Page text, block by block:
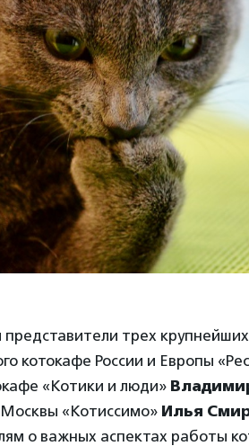
трех
котокафе России и Европы
«Котики и люди»
«Котиссимо» Илья
о важных аспектах работы